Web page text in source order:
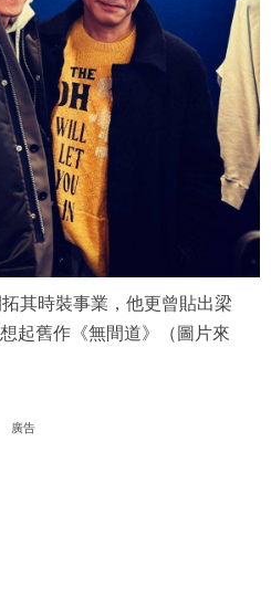
其時裝事業，他更曾貼出梁
起舊作《無間道》（圖片來
廣告